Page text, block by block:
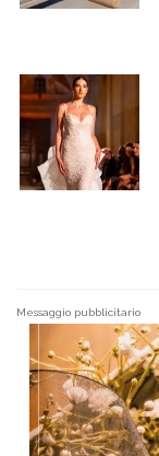
Messaggio pubblicitario